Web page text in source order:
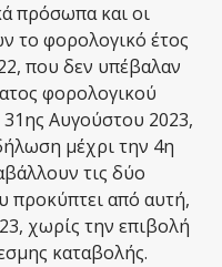
πρόσωπα και οι
το φορολογικό έτος
που δεν υπέβαλαν
φορολογικού
Αυγούστου 2023,
μέχρι την 4η
τις δύο
προκύπτει από αυτή,
χωρίς την επιβολή
καταβολής.